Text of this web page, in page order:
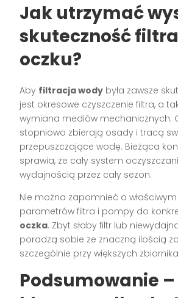
Jak utrzymać
skuteczność
oczku?
Aby filtracja wody była zawsze
jest okresowe czyszczenie filtra, a
wymiana mediów mechanicznych.
stopniowo zbierają osady i tracą
przepuszczające wodę. Bieżąca
sprawia, że cały system
wydajnością przez cały sezon.
Nie można zapomnieć o
parametrów filtra i pompy do
oczka. Zbyt słaby filtr lub
poradzą sobie ze znaczną ilością
szczególnie przy większych
Podsumowanie